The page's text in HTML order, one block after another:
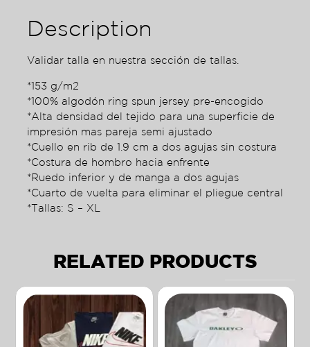
Description
Validar talla en nuestra sección de tallas.
*153 g/m2
*100% algodón ring spun jersey pre-encogido
*Alta densidad del tejido para una superficie de
impresión mas pareja semi ajustado
*Cuello en rib de 1.9 cm a dos agujas sin costura
*Costura de hombro hacia enfrente
*Ruedo inferior y de manga a dos agujas
*Cuarto de vuelta para eliminar el pliegue central
*Tallas: S – XL
RELATED PRODUCTS